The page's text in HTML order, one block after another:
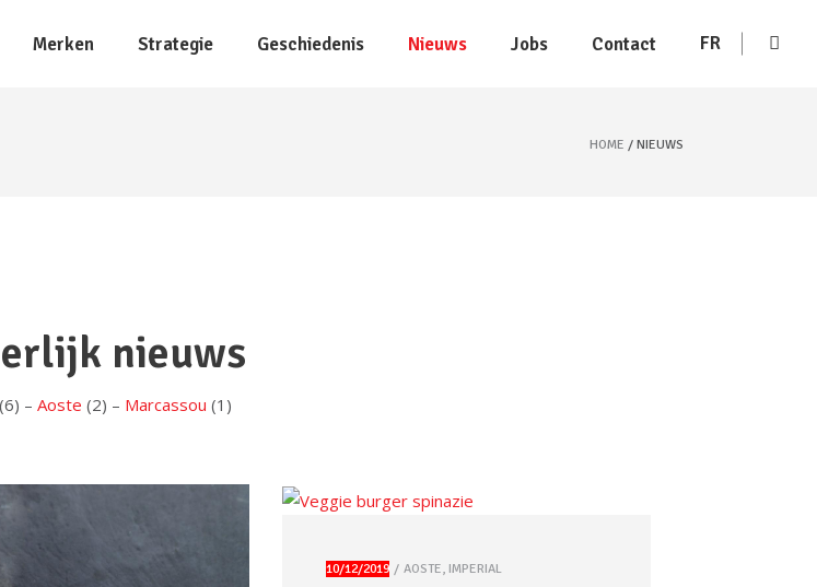
Merken Strategie Geschiedenis Nieuws Jobs Contact FR
HOME NIEUWS
nieuws
(6) – Aoste (2) – Marcassou (1)
10/12/2019 AOSTE, IMPERIAL